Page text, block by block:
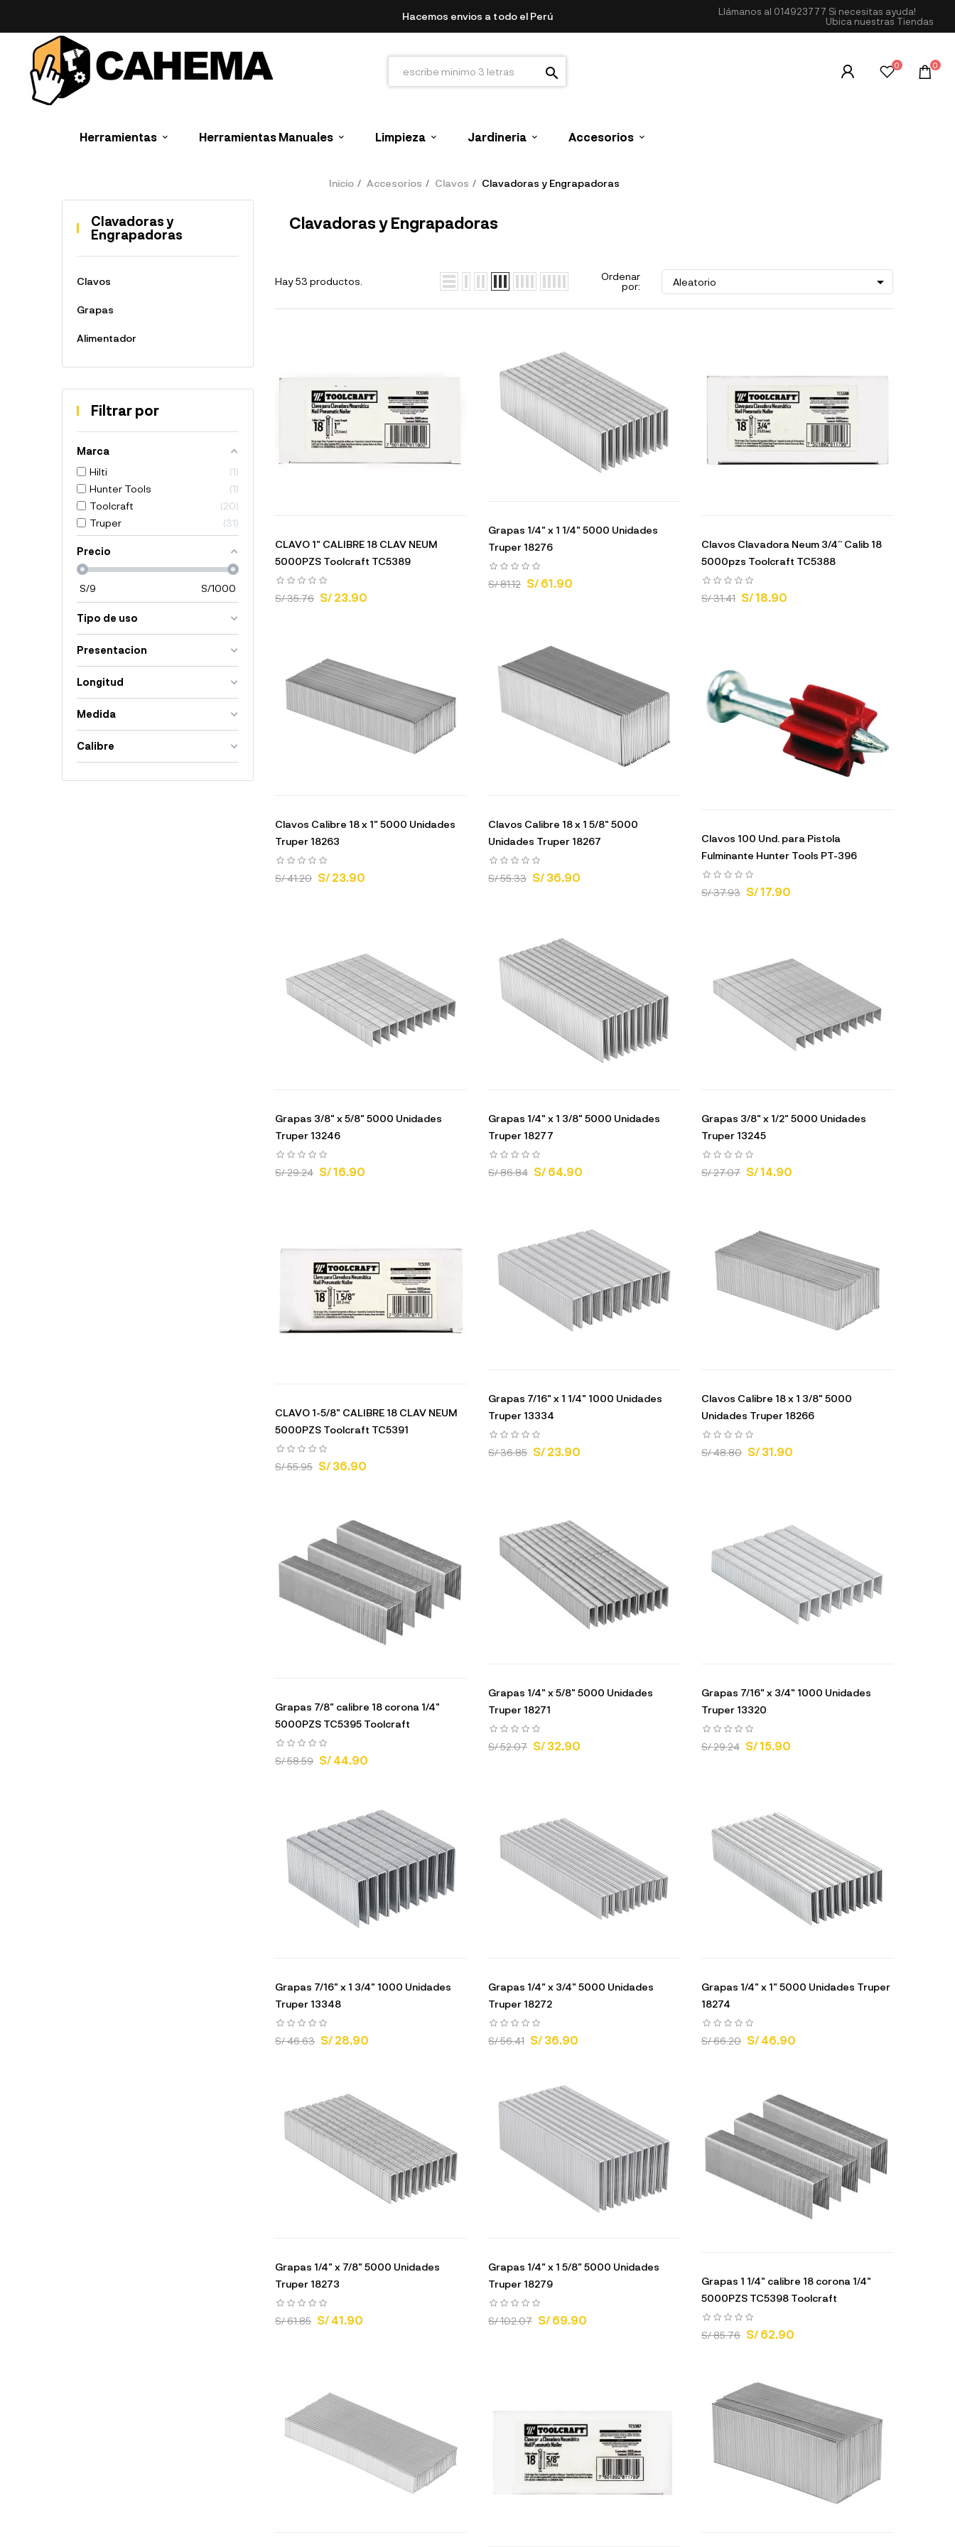
Hacemos envios a todo el Perú Llámanos al 014923777 Si necesitas ayuda!
Ubica nuestras Tiendas
search 0 0
Herramientas Herramientas Manuales Limpieza Jardineria Accesorios
Inicio Accesorios Clavos Clavadoras y Engrapadoras
Clavadoras y
Engrapadoras
Clavos
Grapas
Alimentador
Filtrar por
Marca
Hilti
1
Hunter Tools
1
Toolcraft
20
Truper
31
Precio
S/9 S/1000
Tipo de uso
Presentacion
Longitud
Medida
Calibre
Clavadoras y Engrapadoras
Hay 53 productos.
Ordenar
por:
Aleatorio 
CLAVO 1" CALIBRE 18 CLAV NEUM
5000PZS Toolcraft TC5389
S/ 35.76 S/ 23.90
Grapas 1/4" x 1 1/4" 5000 Unidades
Truper 18276
S/ 81.12 S/ 61.90
Clavos Clavadora Neum 3/4” Calib 18
5000pzs Toolcraft TC5388
S/ 31.41 S/ 18.90
Clavos Calibre 18 x 1" 5000 Unidades
Truper 18263
S/ 41.20 S/ 23.90
Clavos Calibre 18 x 1 5/8" 5000
Unidades Truper 18267
S/ 55.33 S/ 36.90
Clavos 100 Und. para Pistola
Fulminante Hunter Tools PT-396
S/ 37.93 S/ 17.90
Grapas 3/8" x 5/8" 5000 Unidades
Truper 13246
S/ 29.24 S/ 16.90
Grapas 1/4" x 1 3/8" 5000 Unidades
Truper 18277
S/ 86.84 S/ 64.90
Grapas 3/8" x 1/2" 5000 Unidades
Truper 13245
S/ 27.07 S/ 14.90
CLAVO 1-5/8" CALIBRE 18 CLAV NEUM
5000PZS Toolcraft TC5391
S/ 55.95 S/ 36.90
Grapas 7/16" x 1 1/4" 1000 Unidades
Truper 13334
S/ 36.85 S/ 23.90
Clavos Calibre 18 x 1 3/8" 5000
Unidades Truper 18266
S/ 48.80 S/ 31.90
Grapas 7/8" calibre 18 corona 1/4"
5000PZS TC5395 Toolcraft
S/ 58.59 S/ 44.90
Grapas 1/4" x 5/8" 5000 Unidades
Truper 18271
S/ 52.07 S/ 32.90
Grapas 7/16" x 3/4" 1000 Unidades
Truper 13320
S/ 29.24 S/ 15.90
Grapas 7/16" x 1 3/4" 1000 Unidades
Truper 13348
S/ 46.63 S/ 28.90
Grapas 1/4" x 3/4" 5000 Unidades
Truper 18272
S/ 56.41 S/ 36.90
Grapas 1/4" x 1" 5000 Unidades Truper
18274
S/ 66.20 S/ 46.90
Grapas 1/4" x 7/8" 5000 Unidades
Truper 18273
S/ 61.85 S/ 41.90
Grapas 1/4" x 1 5/8" 5000 Unidades
Truper 18279
S/ 102.07 S/ 69.90
Grapas 1 1/4" calibre 18 corona 1/4"
5000PZS TC5398 Toolcraft
S/ 85.76 S/ 62.90